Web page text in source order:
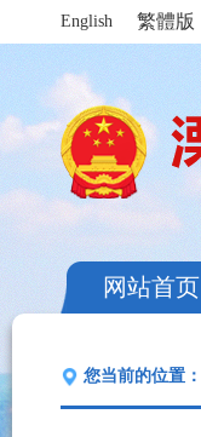
English 繁體版
网站首页
您当前的位置：